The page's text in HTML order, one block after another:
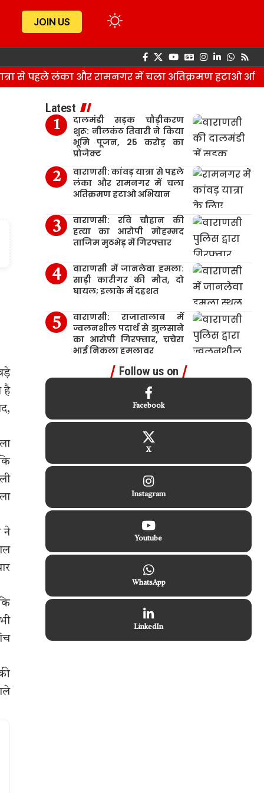
JOIN US
से पहले लंका और रामनगर में चला अतिक्रमण हटाओ
है
ने
Latest
दालमंडी सड़क चौड़ीकरण
शुरू: नीलकंठ तिवारी ने किया
भूमि पूजन, 25 करोड़ का
प्रोजेक्ट
वाराणसी: कांवड़ यात्रा से पहले
लंका और रामनगर में चला
अतिक्रमण हटाओ अभियान
वाराणसी: रवि चौहान की
हत्या का आरोपी मोहम्मद
ताजिम मुठभेड़ में गिरफ्तार
वाराणसी में जानलेवा हमला:
साड़ी कारीगर की मौत, दो
घायल; इलाके में दहशत
वाराणसी: राजातालाब में
ज्वलनशील पदार्थ से झुलसाने
का आरोपी गिरफ्तार, चचेरा
भाई निकला हमलावर
Follow us on
Facebook
X
Instagram
Youtube
WhatsApp
LinkedIn